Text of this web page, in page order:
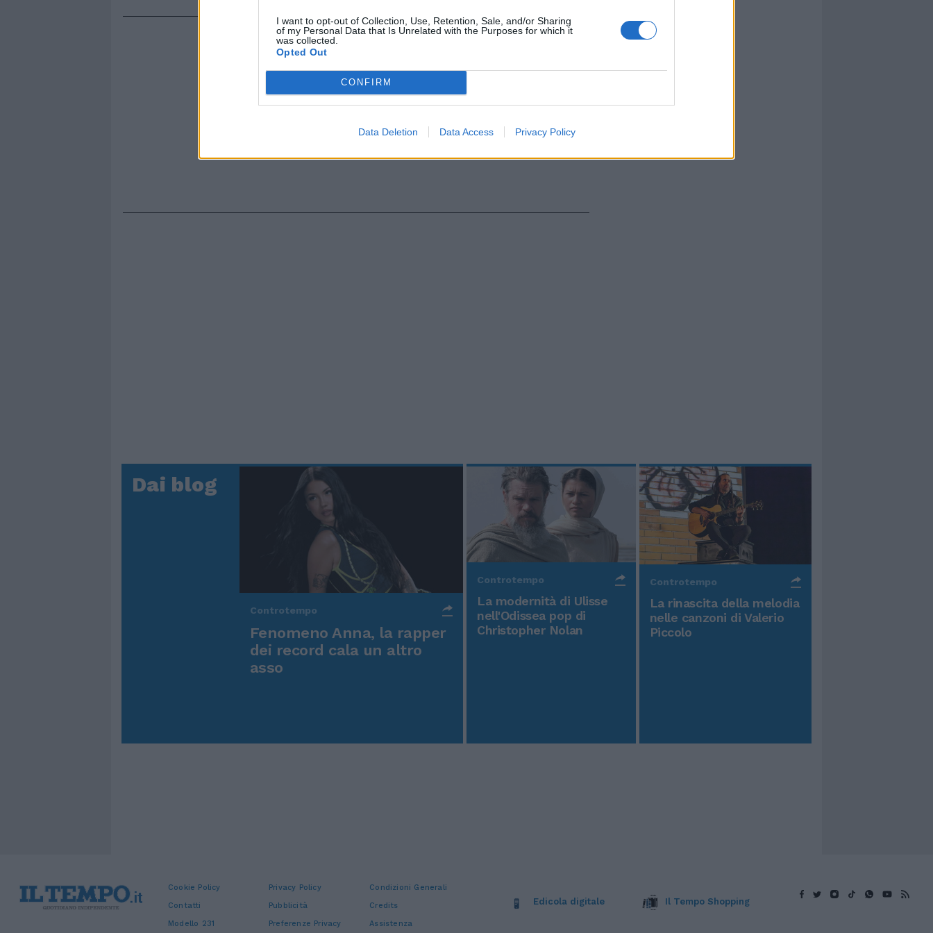
I want to opt-out of Collection, Use, Retention, Sale, and/or Sharing
of my Personal Data that Is Unrelated with the Purposes for which it
was collected.
Opted Out
CONFIRM
Data Deletion Data Access Privacy Policy
Dai blog
Controtempo
Fenomeno Anna, la rapper
dei record cala un altro
asso
Controtempo
La modernità di Ulisse
nell'Odissea pop di
Christopher Nolan
Controtempo
La rinascita della melodia
nelle canzoni di Valerio
Piccolo
Cookie Policy Privacy Policy
Condizioni Generali
Contatti
Pubblicità
Credits
Modello 231
Preferenze Privacy Assistenza
Edicola digitale Il Tempo Shopping